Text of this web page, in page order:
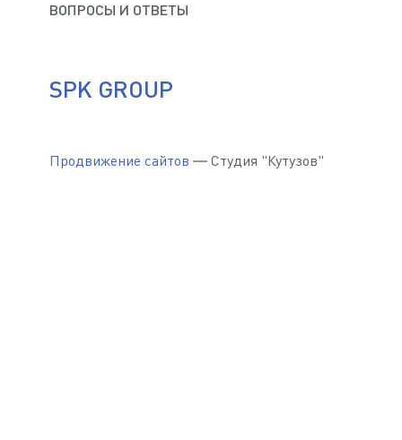
ВОПРОСЫ И ОТВЕТЫ
SPK GROUP
Продвижение сайтов — Студия "Кутузов"